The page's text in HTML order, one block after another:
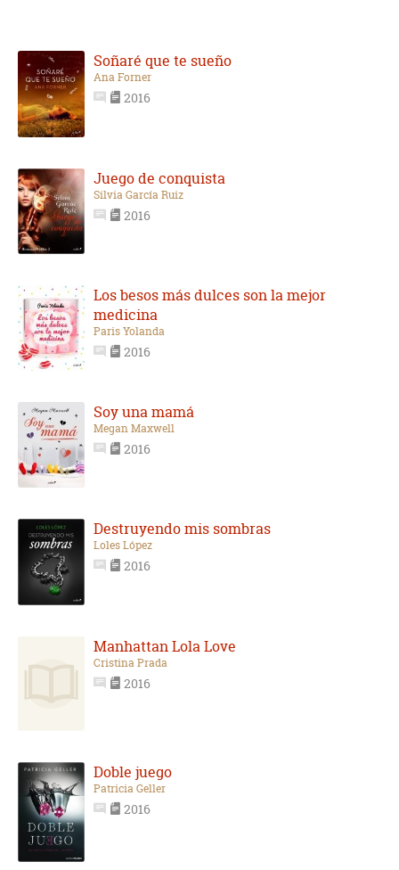
Soñaré que te sueño
Ana Forner
2016
Juego de conquista
Silvia García Ruiz
2016
Los besos más dulces son la mejor
medicina
Paris Yolanda
2016
Soy una mamá
Megan Maxwell
2016
Destruyendo mis sombras
Loles López
2016
Manhattan Lola Love
Cristina Prada
2016
Doble juego
Patricia Geller
2016